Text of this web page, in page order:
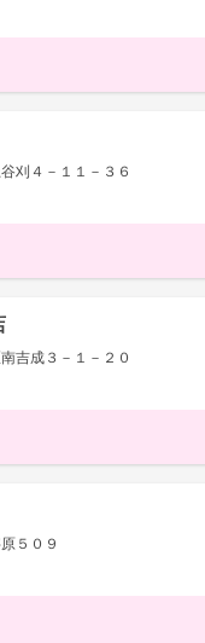
刈４－１１－３６
吉成３－１－２０
５０９